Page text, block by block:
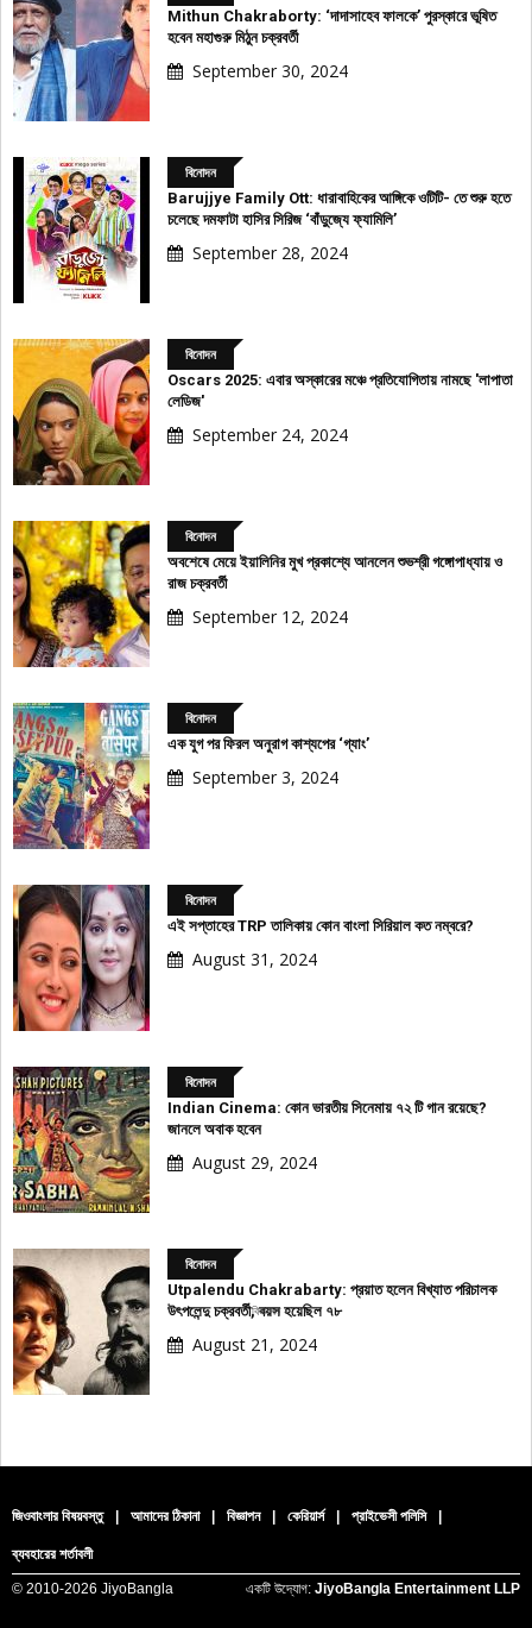
Mithun Chakraborty: ‘দাদাসাহেব ফালকে’ পুরস্কারে ভূষিত
হবেন মহাগুরু মিঠুন চক্রবর্তী
September 30, 2024
বিনোদন
Barujjye Family Ott: ধারাবাহিকের আঙ্গিকে ওটিটি- তে শুরু হতে
চলেছে দমফাটা হাসির সিরিজ ‘বাঁড়ুজ্যে ফ্যামিলি’
September 28, 2024
বিনোদন
Oscars 2025: এবার অস্কারের মঞ্চে প্রতিযোগিতায় নামছে 'লাপাতা
লেডিজ'
September 24, 2024
বিনোদন
অবশেষে মেয়ে ইয়ালিনির মুখ প্রকাশ্যে আনলেন শুভশ্রী গঙ্গোপাধ্যায় ও
রাজ চক্রবর্তী
September 12, 2024
বিনোদন
এক যুগ পর ফিরল অনুরাগ কাশ্যপের ‘গ্যাং’
September 3, 2024
বিনোদন
এই সপ্তাহের TRP তালিকায় কোন বাংলা সিরিয়াল কত নম্বরে?
August 31, 2024
বিনোদন
Indian Cinema: কোন ভারতীয় সিনেমায় ৭২ টি গান রয়েছে?
জানলে অবাক হবেন
August 29, 2024
বিনোদন
Utpalendu Chakrabarty: প্রয়াত হলেন বিখ্যাত পরিচালক
উৎপলেন্দু চক্রবর্তী, বয়স হয়েছিল ৭৮
August 21, 2024
জিওবাংলার বিষয়বস্তু | আমাদের ঠিকানা | বিজ্ঞাপন | কেরিয়ার্স | প্রাইভেসী পলিসি |
ব্যবহারের শর্তাবলী
© 2010-2026 JiyoBangla একটি উদ্যোগ: JiyoBangla Entertainment LLP
বিজ্ঞাপন